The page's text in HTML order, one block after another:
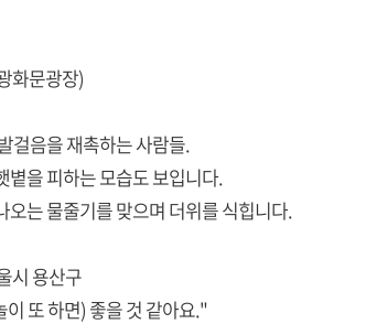
화문광장)
걸음을 재촉하는 사람들.
볕을 피하는 모습도 보입니다.
오는 물줄기를 맞으며 더위를 식힙니다.
시 용산구
또 하면) 좋을 것 같아요."